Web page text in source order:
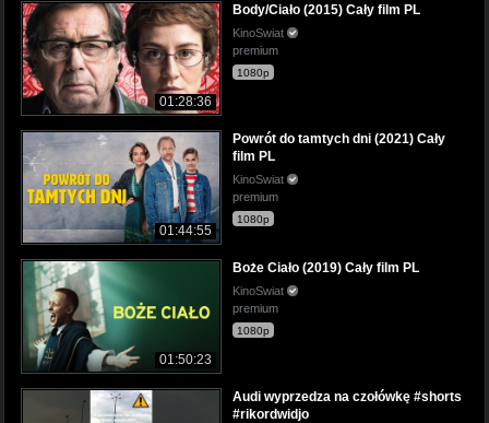
01:28:36
Body/Ciało (2015) Cały film PL
KinoSwiat
premium
1080p
01:44:55
Powrót do tamtych dni (2021) Cały
film PL
KinoSwiat
premium
1080p
01:50:23
Boże Ciało (2019) Cały film PL
KinoSwiat
premium
1080p
Audi wyprzedza na czołówkę #shorts
#rikordwidjo